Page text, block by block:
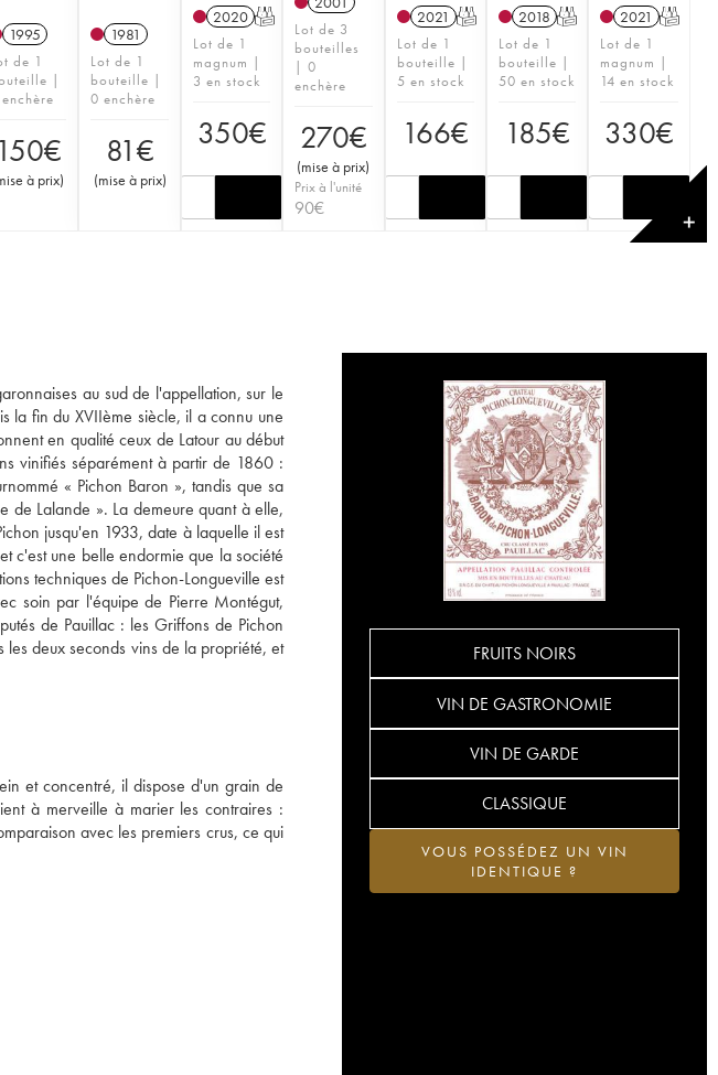
1995
de 1
|
150€
à prix)
1981
Lot de 1
bouteille |
0 enchère
81€
(mise à prix)
2020 T
Lot de 1
magnum |
3 en stock
350€
Lot de 3
bouteilles
| 0
enchère
270€
(mise à prix)
Prix à l'unité
90€
2021 T
Lot de 1
bouteille |
5 en stock
166€
2018 T
Lot de 1
bouteille |
50 en stock
185€
2021 T
Lot de 1
magnum |
14 en stock
330€
✕
au sud de l'appellation, sur le
la fin du XVIIème siècle, il a connu une
en qualité ceux de Latour au début
vinifiés séparément à partir de 1860 :
« Pichon Baron », tandis que sa
de Lalande ». La demeure quant à elle,
jusqu'en 1933, date à laquelle il est
c'est une belle endormie que la société
techniques de Pichon-Longueville est
soin par l'équipe de Pierre Montégut,
de Pauillac : les Griffons de Pichon
deux seconds vins de la propriété, et
et concentré, il dispose d'un grain de
à merveille à marier les contraires :
avec les premiers crus, ce qui
FRUITS NOIRS
VIN DE GASTRONOMIE
VIN DE GARDE
CLASSIQUE
VOUS POSSÉDEZ UN VIN
IDENTIQUE ?